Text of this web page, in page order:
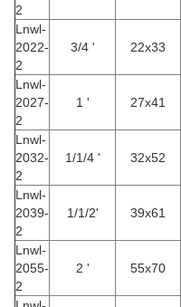
2
Lnwl-
2022-
2
3/4 ' 22x33
Lnwl-
2027-
2
1 ' 27x41
Lnwl-
2032-
2
1/1/4 ' 32x52
Lnwl-
2039-
2
1/1/2' 39x61
Lnwl-
2055-
2
2 '
55x70